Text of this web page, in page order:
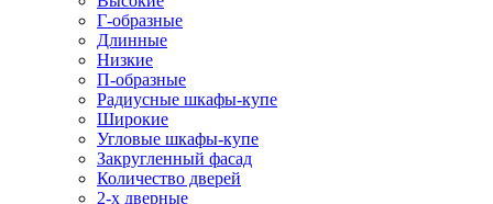
Г-образные
Длинные
Низкие
П-образные
Радиусные шкафы-купе
Широкие
Угловые шкафы-купе
Закругленный фасад
Количество дверей
2-х дверные